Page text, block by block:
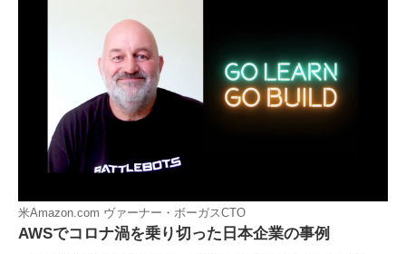
米Amazon.com ヴァーナー・ボーガスCTO
AWSでコロナ渦を乗り切った日本企業の事例